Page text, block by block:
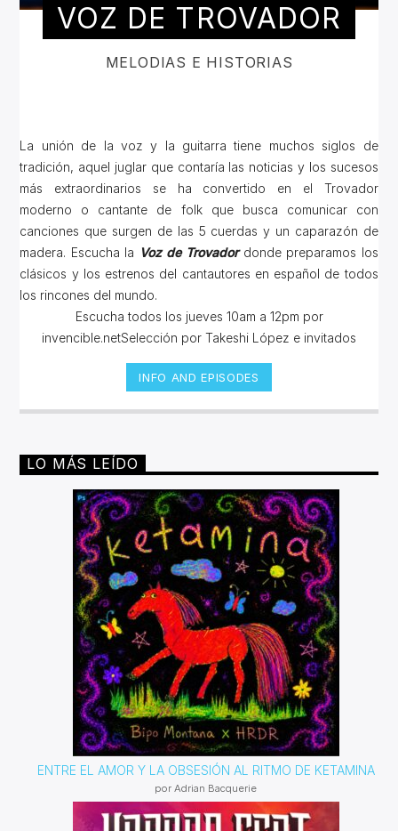
VOZ DE TROVADOR
MELODIAS E HISTORIAS
La unión de la voz y la guitarra tiene muchos siglos de
tradición, aquel juglar que contaría las noticias y los sucesos
más extraordinarios se ha convertido en el Trovador
moderno o cantante de folk que busca comunicar con
canciones que surgen de las 5 cuerdas y un caparazón de
madera. Escucha la Voz de Trovador donde preparamos los
clásicos y los estrenos del cantautores en español de todos
los rincones del mundo.
Escucha todos los jueves 10am a 12pm por
invencible.netSelección por Takeshi López e invitados
INFO AND EPISODES
LO MÁS LEÍDO
ENTRE EL AMOR Y LA OBSESIÓN AL RITMO DE KETAMINA
por Adrian Bacquerie